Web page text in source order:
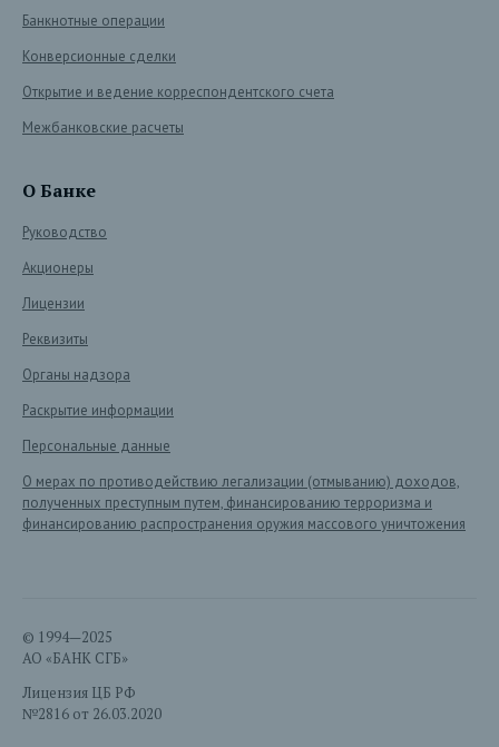
Банкнотные операции
Конверсионные сделки
Открытие и ведение корреспондентского счета
Межбанковские расчеты
О Банке
Руководство
Акционеры
Лицензии
Реквизиты
Органы надзора
Раскрытие информации
Персональные данные
О мерах по противодействию легализации (отмыванию) доходов,
полученных преступным путем, финансированию терроризма и
финансированию распространения оружия массового уничтожения
© 1994—2025
АО «БАНК СГБ»
Лицензия ЦБ РФ
№2816 от 26.03.2020